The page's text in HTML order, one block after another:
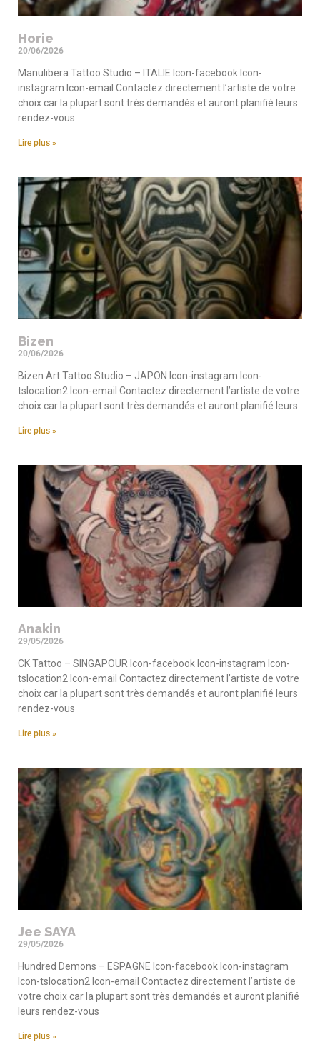
Horie
20/06/2026
Manulibera Tattoo Studio – ITALIE Icon-facebook Icon-
instagram Icon-email Contactez directement l’artiste de votre
choix car la plupart sont très demandés et auront planifié leurs
rendez-vous
Lire plus »
Bizen
20/06/2026
Bizen Art Tattoo Studio – JAPON Icon-instagram Icon-
tslocation2 Icon-email Contactez directement l’artiste de votre
choix car la plupart sont très demandés et auront planifié leurs
Lire plus »
Anakin
29/05/2026
CK Tattoo – SINGAPOUR Icon-facebook Icon-instagram Icon-
tslocation2 Icon-email Contactez directement l’artiste de votre
choix car la plupart sont très demandés et auront planifié leurs
rendez-vous
Lire plus »
Jee SAYA
29/05/2026
Hundred Demons – ESPAGNE Icon-facebook Icon-instagram
Icon-tslocation2 Icon-email Contactez directement l’artiste de
votre choix car la plupart sont très demandés et auront planifié
leurs rendez-vous
Lire plus »